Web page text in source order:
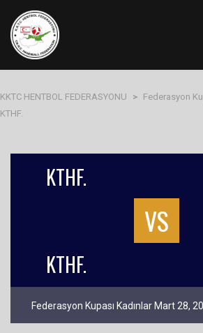
KKTC HENTBOL FEDERASYONU > Federasyon
KTHF.
KTHF.
VS
KTHF.
Federasyon Kupası Kadınlar Mart 28,